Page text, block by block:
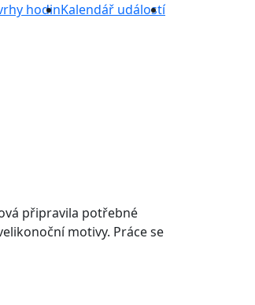
hodinKalendář událostí
připravila potřebné
motivy. Práce se